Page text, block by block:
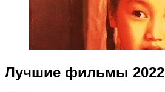
Лучшие фильмы 2022